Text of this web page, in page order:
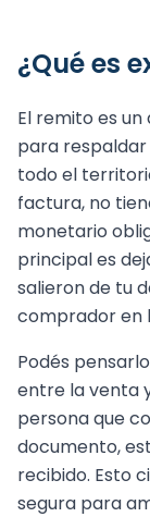
¿Qué
El remito es un documento comercial que se utiliza
para
todo el
factura, no
monetario
principal es
salieron de tu
comprador en
Podés pensarlo como un puente imprescindible
entre la venta
persona que
documento,
recibido. Esto
segura para